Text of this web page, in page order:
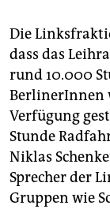
Die
dass das
rund 10.000
BerlinerInnen
Verfügung
Stunde
Niklas
Sprecher der
Gruppen wie